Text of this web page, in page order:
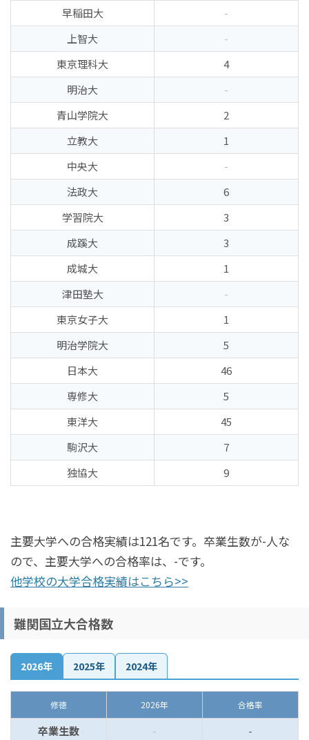
早稲田大
-
上智大
-
東京理科大
4
明治大
-
青山学院大
2
立教大
1
中央大
-
法政大
6
学習院大
3
成蹊大
3
成城大
1
津田塾大
-
東京女子大
1
明治学院大
5
日本大
46
専修大
5
東洋大
45
駒沢大
7
独協大
9
主要大学への合格実績は121名です。卒業生数が-人な
ので、主要大学への合格率は、-です。
他学校の大学合格実績はこちら>>
難関国立大合格数
2026年 2025年 2024年
修徳 2026年 合格率
卒業生数 -
-